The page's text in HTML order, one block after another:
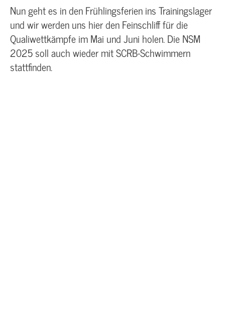
Nun geht es in den Frühlingsferien ins Trainingslager
und wir werden uns hier den Feinschliff für die
Qualiwettkämpfe im Mai und Juni holen. Die NSM
2025 soll auch wieder mit SCRB-Schwimmern
stattfinden.